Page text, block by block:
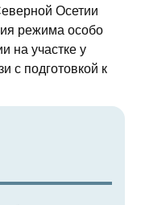
Осетии
режима особо
на участке у
с подготовкой к